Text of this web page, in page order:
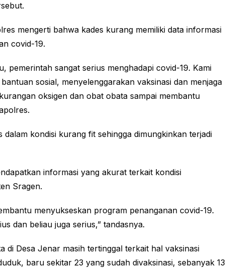
mengerti bahwa kades kurang memiliki data informasi
covid-19.
pemerintah sangat serius menghadapi covid-19. Kami
sosial, menyelenggarakan vaksinasi dan menjaga
oksigen dan obat obata sampai membantu
dalam kondisi kurang fit sehingga dimungkinkan terjadi
informasi yang akurat terkait kondisi
Sragen.
menyukseskan program penanganan covid-19.
dan beliau juga serius,” tandasnya.
di Desa Jenar masih tertinggal terkait hal vaksinasi
baru sekitar 23 yang sudah divaksinasi, sebanyak 13